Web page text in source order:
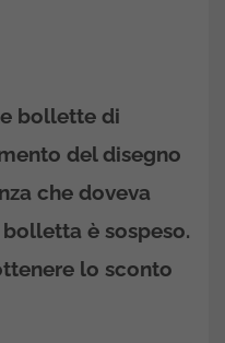
bollette di
del disegno
che doveva
è sospeso.
lo sconto